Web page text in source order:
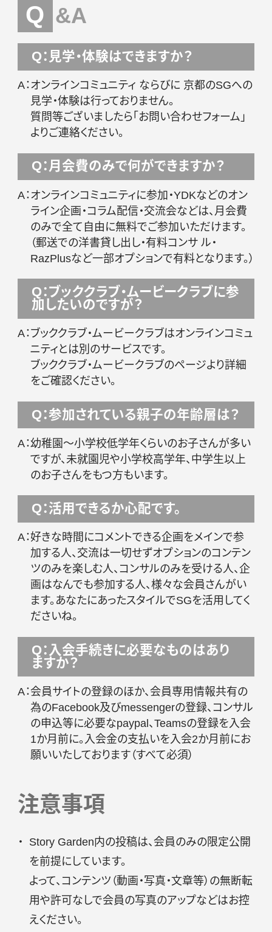
Q &A
Q：見学・体験はできますか？
A：オンラインコミュニティ ならびに 京都のSGへの
見学・体験は行っておりません。
質問等ございましたら「お問い合わせフォーム」
よりご連絡ください。
Q：月会費のみで何ができますか？
A：オンラインコミュニティに参加・YDKなどのオン
ライン企画・コラム配信・交流会などは、月会費
のみで全て自由に無料でご参加いただけます。
（郵送での洋書貸し出し・有料コンサ ル・
RazPlusなど一部オプションで有料となります。）
Q：ブッククラブ・ムービークラブに参
加したいのですが？
A：ブッククラブ・ムービークラブはオンラインコミュ
ニティとは別のサービスです。
ブッククラブ ・ムービークラブのページより詳細
をご確認ください。
Q：参加されている親子の年齢層は？
A：幼稚園～小学校低学年くらいのお子さんが多い
ですが、未就園児や小学校高学年、中学生以上
のお子さんをもつ方もいます。
Q：活用できるか心配です。
A：好きな時間にコメントできる企画をメインで参
加する人、交流は一切せずオプションのコンテン
ツのみを楽しむ人、コンサルのみを受ける人、企
画はなんでも参加する人、様々な会員さんがい
ます。あなたにあったスタイルでSGを活用してく
ださいね。
Q：入会手続きに必要なものはあり
ますか？
A：会員サイトの登録のほか、会員専用情報共有の
為のFacebook及びmessengerの登録、コンサル
の申込等に必要なpaypal、Teamsの登録を入会
1か月前に。入会金の支払いを入会2か月前にお
願いいたしております（すべて必須）
注意事項
Story Garden内の投稿は、会員のみの限定公開
を前提にしています。
よって、コンテンツ（動画・写真・文章等）の無断転
用や許可なしで会員の写真のアップなどはお控
えください。